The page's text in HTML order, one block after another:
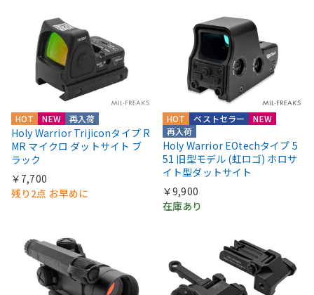
HOT NEW 再入荷
Holy Warrior Trijiconタイプ R
MR マイクロ ダットサイト ブ
ラック
￥7,700
残り2点 お早めに
HOT
NEW
再入荷
ベストセラー
Holy Warrior EOtechタイプ 5
51 旧型モデル (虹ロゴ) ホロサ
イト型ダットサイト
￥9,900
在庫あり